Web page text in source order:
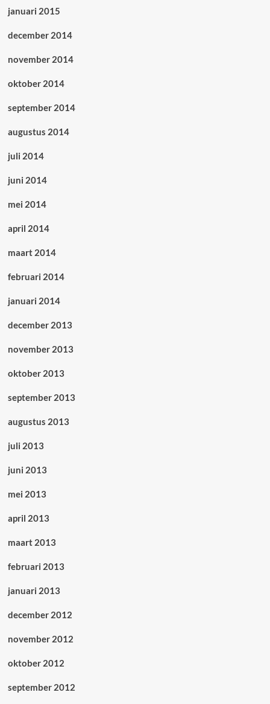
januari 2015
december 2014
november 2014
oktober 2014
september 2014
augustus 2014
juli 2014
juni 2014
mei 2014
april 2014
maart 2014
februari 2014
januari 2014
december 2013
november 2013
oktober 2013
september 2013
augustus 2013
juli 2013
juni 2013
mei 2013
april 2013
maart 2013
februari 2013
januari 2013
december 2012
november 2012
oktober 2012
september 2012